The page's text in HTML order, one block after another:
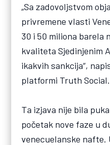
„Sa zadovoljstvom
privremene vlasti
30 i 50 miliona barela
kvaliteta Sjedinjenim
ikakvih sankcija“,
platformi Truth Social.
Ta izjava nije bila
početak nove faze u
venecuelanske nafte.